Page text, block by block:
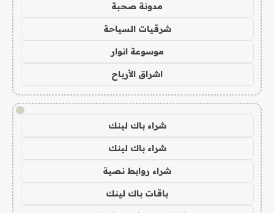
مدونة صحبة
شرقيات السياحة
موسوعة انوار
اشراق الأرباح
!
شراء باك لينك
شراء باك لينك
شراء روابط نصية
باقات باك لينك